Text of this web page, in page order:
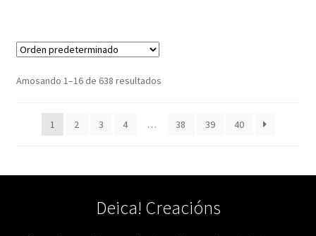
Amosando 1–16 de 638 resultados
1 2 3 4 … 38 39 40
Deica! Creacións